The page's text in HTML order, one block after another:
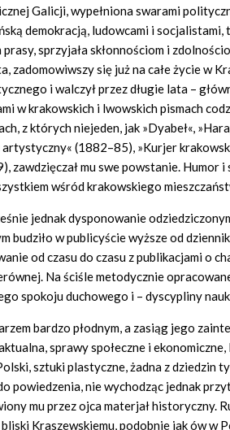
Galicji, wypełniona swarami
demokracją, ludowcami i
prasy, sprzyjała skłonnościom i
zadomowiwszy się już na całe życie w
i walczył przez długie lata –
w krakowskich i lwowskich pismach
z których niejeden, jak »Dyabeł«,
(1882–85), »Kurjer
zawdzięczał mu swe powstanie. Humor i
wśród krakowskiego
jednak dysponowanie
budziło w publicyście wyższe od
od czasu do czasu z publikacjami o
Na ściśle metodycznie
spokoju duchowego i – dyscypliny
bardzo płodnym, a zasiąg jego
sprawy społeczne i
sztuki plastyczne, żadna z dziedzin
powiedzenia, nie wychodząc jednak
mu przez ojca materjał historyczny.
Kraszewskiemu, podobnie jak ów w